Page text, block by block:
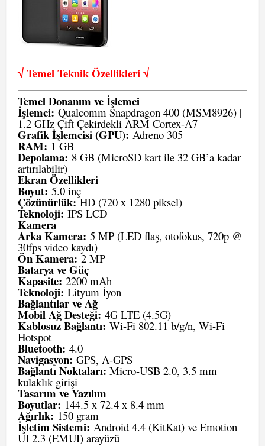
√ Temel Teknik Özellikleri √
Temel Donanım ve İşlemci
İşlemci: Qualcomm Snapdragon 400 (MSM8926) |
1.2 GHz Çift Çekirdekli ARM Cortex-A7
Grafik İşlemcisi (GPU): Adreno 305
RAM: 1 GB
Depolama: 8 GB (MicroSD kart ile 32 GB’a kadar
artırılabilir)
Ekran Özellikleri
Boyut: 5.0 inç
Çözünürlük:HD (720 x 1280 piksel)
Teknoloji: IPS LCD
Kamera
Arka Kamera: 5 MP (LED flaş, otofokus, 720p @
30fps video kaydı)
Ön Kamera: 2 MP
Batarya ve Güç
Kapasite: 2200 mAh
Teknoloji: Lityum İyon
Bağlantılar ve Ağ
Mobil Ağ Desteği: 4G LTE (4.5G)
Kablosuz Bağlantı: Wi-Fi 802.11 b/g/n, Wi-Fi
Hotspot
Bluetooth: 4.0
Navigasyon: GPS, A-GPS
Bağlantı Noktaları: Micro-USB 2.0, 3.5 mm
kulaklık girişi
Tasarım ve Yazılım
Boyutlar: 144.5 x 72.4 x 8.4 mm
Ağırlık: 150 gram
İşletim Sistemi: Android 4.4 (KitKat) ve Emotion
UI 2.3 (EMUI) arayüzü